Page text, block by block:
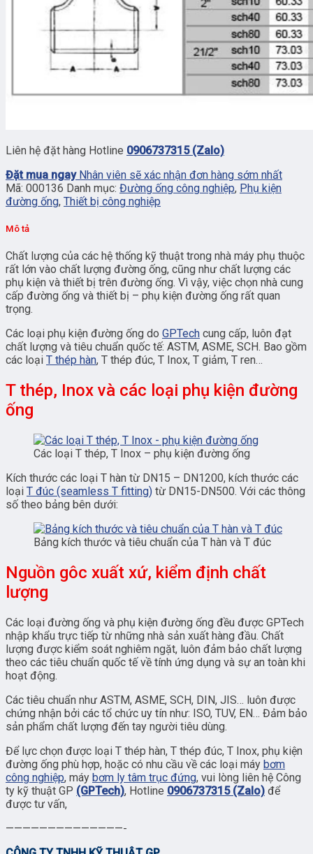
Liên hệ đặt hàng Hotline 0906737315 (Zalo)
Đặt mua ngay Nhân viên sẽ xác nhận đơn hàng sớm nhất
Mã: 000136 Danh mục: Đường ống công nghiệp, Phụ kiện
đường ống, Thiết bị công nghiệp
Mô tả
Chất lượng của các hệ thống kỹ thuật trong nhà máy phụ thuộc
rất lớn vào chất lượng đường ống, cũng như chất lượng các
phụ kiện và thiết bị trên đường ống. Vì vậy, việc chọn nhà cung
cấp đường ống và thiết bị – phụ kiện đường ống rất quan
trọng.
Các loại phụ kiện đường ống do GPTech cung cấp, luôn đạt
chất lượng và tiêu chuẩn quốc tế: ASTM, ASME, SCH. Bao gồm
các loại T thép hàn, T thép đúc, T Inox, T giảm, T ren…
T thép, Inox và các loại phụ kiện đường
ống
Các loại T thép, T Inox – phụ kiện đường ống
Kích thước các loại T hàn từ DN15 – DN1200, kích thước các
loại T đúc (seamless T fitting) từ DN15-DN500. Với các thông
số theo bảng bên dưới:
Bảng kích thước và tiêu chuẩn của T hàn và T đúc
Nguồn gôc xuất xứ, kiểm định chất
lượng
Các loại đường ống và phụ kiện đường ống đều được GPTech
nhập khẩu trực tiếp từ những nhà sản xuất hàng đầu. Chất
lượng được kiểm soát nghiêm ngặt, luôn đảm bảo chất lượng
theo các tiêu chuẩn quốc tế về tính ứng dụng và sự an toàn khi
hoạt động.
Các tiêu chuẩn như ASTM, ASME, SCH, DIN, JIS… luôn được
chứng nhận bởi các tổ chức uy tín như: ISO, TUV, EN… Đảm bảo
sản phẩm chất lượng đến tay người tiêu dùng.
Để lực chọn được loại T thép hàn, T thép đúc, T Inox, phụ kiện
đường ống phù hợp, hoặc có nhu cầu về các loại máy bơm
công nghiệp, máy bơm ly tâm trục đứng, vui lòng liên hệ Công
ty kỹ thuật GP (GPTech), Hotline 0906737315 (Zalo) để
được tư vấn,
——————————————-